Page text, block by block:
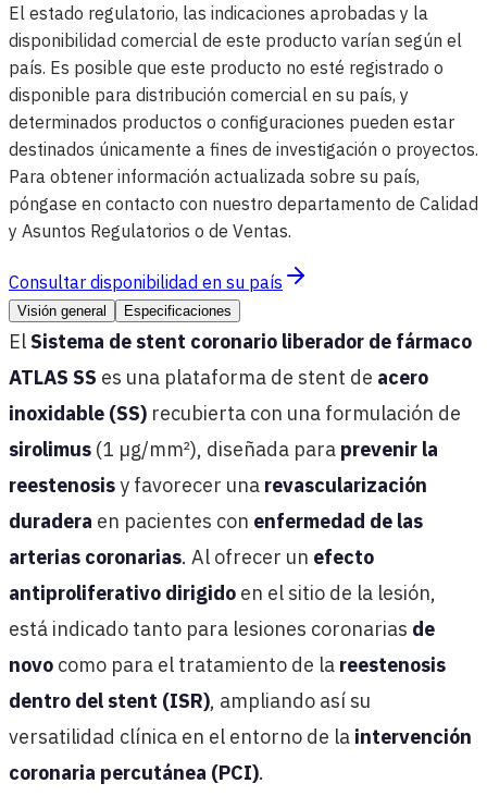
El estado regulatorio, las indicaciones aprobadas y la
disponibilidad comercial de este producto varían según el
país. Es posible que este producto no esté registrado o
disponible para distribución comercial en su país, y
determinados productos o configuraciones pueden estar
destinados únicamente a fines de investigación o proyectos.
Para obtener información actualizada sobre su país,
póngase en contacto con nuestro departamento de Calidad
y Asuntos Regulatorios o de Ventas.
Consultar disponibilidad en su país
Visión general Especificaciones
ElSistema de stent coronario liberador de fármaco
ATLAS SS es una plataforma de stent de acero
inoxidable (SS) recubierta con una formulación de
sirolimus (1 µg/mm²), diseñada para prevenir la
reestenosisy favorecer una revascularización
duradera en pacientes con enfermedad de las
arterias coronarias. Al ofrecer un efecto
antiproliferativo dirigido en el sitio de la lesión,
está indicado tanto para lesiones coronarias de
novo como para el tratamiento de la reestenosis
dentro del stent (ISR), ampliando así su
versatilidad clínica en el entorno de la intervención
coronaria percutánea (PCI).